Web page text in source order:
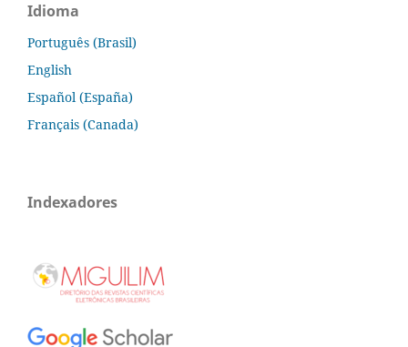
Idioma
Português (Brasil)
English
Español (España)
Français (Canada)
Indexadores